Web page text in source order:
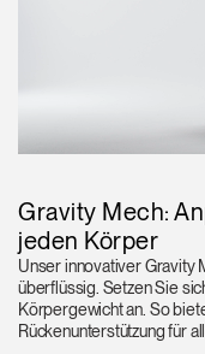
Gravity Mech:
jeden Körper
Unser innovativer Gravity
überflüssig. Setzen Sie
Körpergewicht an. So
Rückenunterstützung für